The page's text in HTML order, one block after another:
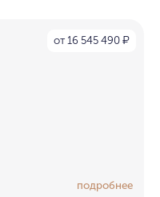
от 16 545 490 ₽
подробнее